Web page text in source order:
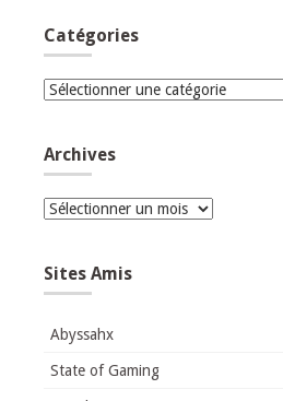
Catégories
Catégories
Archives
Archives
Sites Amis
Abyssahx
State of Gaming